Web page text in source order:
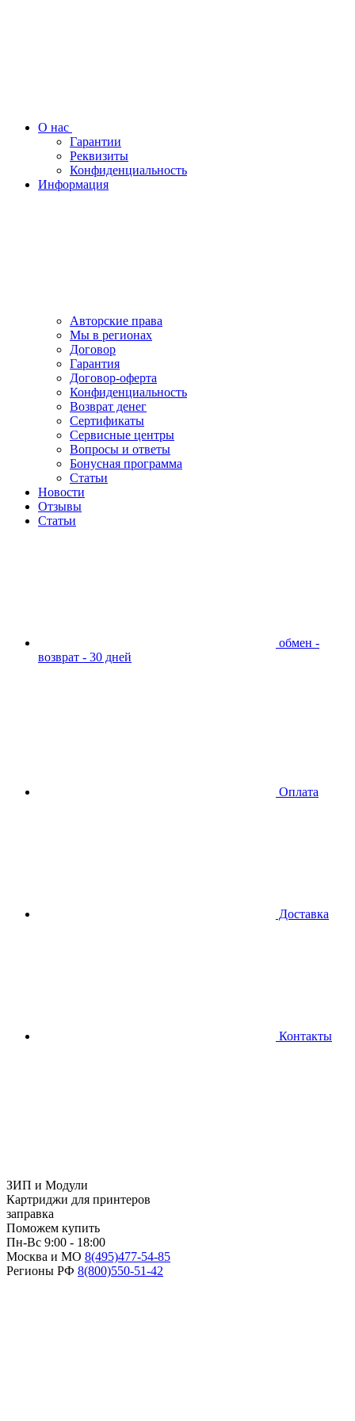
О нас
Гарантии
Реквизиты
Конфиденциальность
Информация
Авторские права
Мы в регионах
Договор
Гарантия
Договор-оферта
Конфиденциальность
Возврат денег
Сертификаты
Сервисные центры
Вопросы и ответы
Бонусная программа
Статьи
Новости
Отзывы
Статьи
обмен -
возврат - 30 дней
Оплата
Доставка
Контакты
ЗИП и Модули
Картриджи для принтеров
заправка
Поможем купить
Пн-Вс 9:00 - 18:00
Москва и МО 8(495)477-54-85
Регионы РФ 8(800)550-51-42